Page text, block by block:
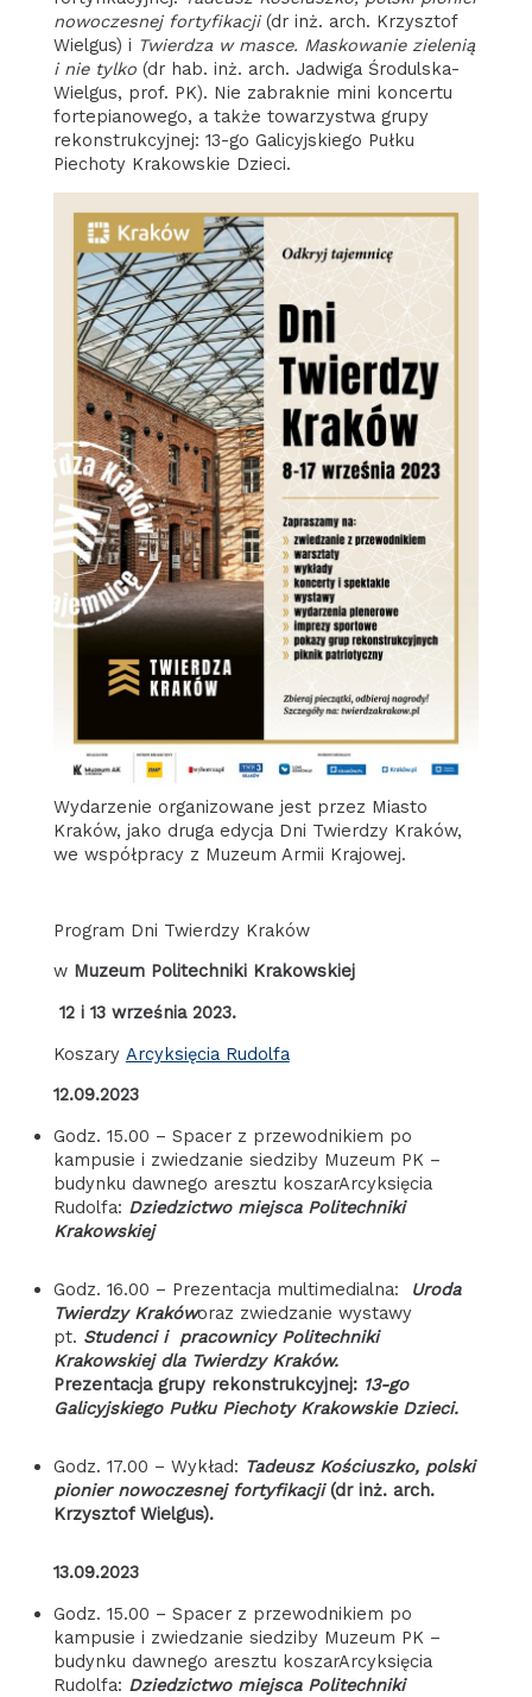
nowoczesnej fortyfikacji(dr inż. arch. Krzysztof
Wielgus) i Twierdza w masce. Maskowanie zielenią
i nie tylko(dr hab. inż. arch. Jadwiga Środulska-
Wielgus, prof. PK). Nie zabraknie mini koncertu
fortepianowego, a także towarzystwa grupy
rekonstrukcyjnej: 13-go Galicyjskiego Pułku
Piechoty Krakowskie Dzieci.
Wydarzenie organizowane jest przez Miasto
Kraków, jako druga edycja Dni Twierdzy Kraków,
we współpracy z Muzeum Armii Krajowej.
Program Dni Twierdzy Kraków
w Muzeum Politechniki Krakowskiej
12 i 13 września 2023.
Koszary Arcyksięcia Rudolfa
12.09.2023
Godz. 15.00 – Spacer z przewodnikiem po
kampusie i zwiedzanie siedziby Muzeum PK –
budynku dawnego aresztu koszarArcyksięcia
Rudolfa: Dziedzictwo miejsca Politechniki
Krakowskiej
Godz. 16.00 – Prezentacja multimedialna:
Uroda
Twierdzy Krakóworaz zwiedzanie wystawy
pt. Studenci i pracownicy Politechniki
Krakowskiej dla Twierdzy Kraków.
Prezentacja grupy rekonstrukcyjnej: 13-go
Galicyjskiego Pułku Piechoty Krakowskie Dzieci.
Godz. 17.00 – Wykład: Tadeusz Kościuszko, polski
pionier nowoczesnej fortyfikacji(dr inż. arch.
Krzysztof Wielgus).
13.09.2023
Godz. 15.00 – Spacer z przewodnikiem po
kampusie i zwiedzanie siedziby Muzeum PK –
budynku dawnego aresztu koszarArcyksięcia
Rudolfa: Dziedzictwo miejsca Politechniki